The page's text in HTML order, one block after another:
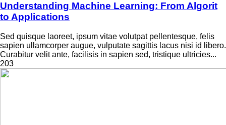
Understanding Machine Learning: From Algorit
to Applications
Sed quisque laoreet, ipsum vitae volutpat pellentesque, felis
sapien ullamcorper augue, vulputate sagittis lacus nisi id libero.
Curabitur velit ante, facilisis in sapien sed, tristique ultricies...
203